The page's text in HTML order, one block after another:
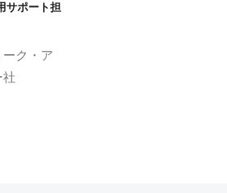
サポート担
ク・ア
社